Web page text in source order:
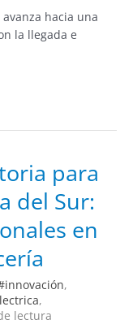
hacia una
la llegada e
para
del Sur:
en
,
,
lectura